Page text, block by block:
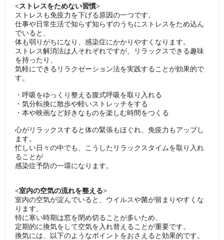
<ストレスをためない習慣>
ストレスも免疫力を下げる原因の一つです。
仕事や日常生活で知らず知らずのうちにストレスをため込ん
でいると、
体も弱りがちになり、感染症にかかりやすくなります。
ストレス解消法は人それぞれですが、リラックスできる趣味
を持ったり、
気軽にできるリラクゼーション法を実践することが効果的で
す。
・呼吸をゆっくり整える腹式呼吸を取り入れる
・気分転換に散歩や軽いストレッチをする
・本や映画など好きなものを楽しむ時間をつくる
心がリラックスすると体の緊張もほぐれ、免疫力もアップし
ます。
忙しい日々の中でも、こうしたリラックスタイムを取り入れ
ることが
感染症予防の一環になります。
<室内の空気の流れを整える>
室内の空気が淀んでいると、ウイルスや菌が留まりやすくな
ります。
特に寒い時期は窓を閉め切ることが多いため、
定期的に換気をして空気を入れ替えることが重要です。
換気には、以下のようなポイントをおさえると効果的です。